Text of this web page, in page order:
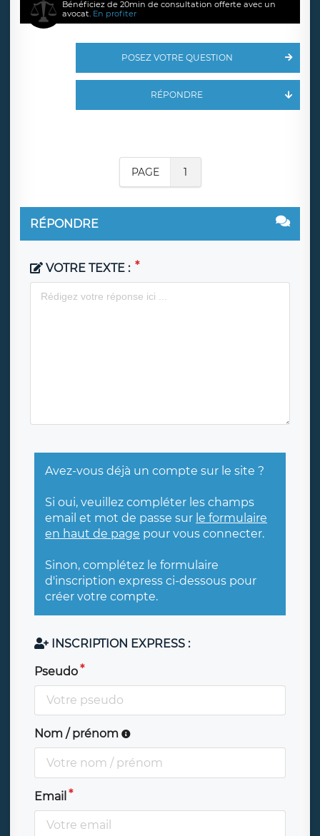
Bénéficiez de 20min de consultation offerte avec un
avocat. En profiter
POSEZ VOTRE QUESTION
RÉPONDRE
PAGE 1
RÉPONDRE
VOTRE TEXTE :
Avez-vous déjà un compte sur le site ?
Si oui, veuillez compléter les champs
email et mot de passe sur le formulaire
en haut de page pour vous connecter.
Sinon, complétez le formulaire
d'inscription express ci-dessous pour
créer votre compte.
INSCRIPTION EXPRESS :
Pseudo
Nom / prénom
Email